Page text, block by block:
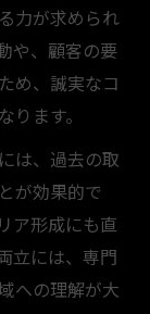
力が求められ
や、顧客の要
め、誠実なコ
ます。
は、過去の取
が効果的で
ア形成にも直
立には、専門
への理解が大